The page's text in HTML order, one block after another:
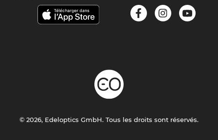
© 2026, Edeloptics GmbH. Tous les droits sont réservés.